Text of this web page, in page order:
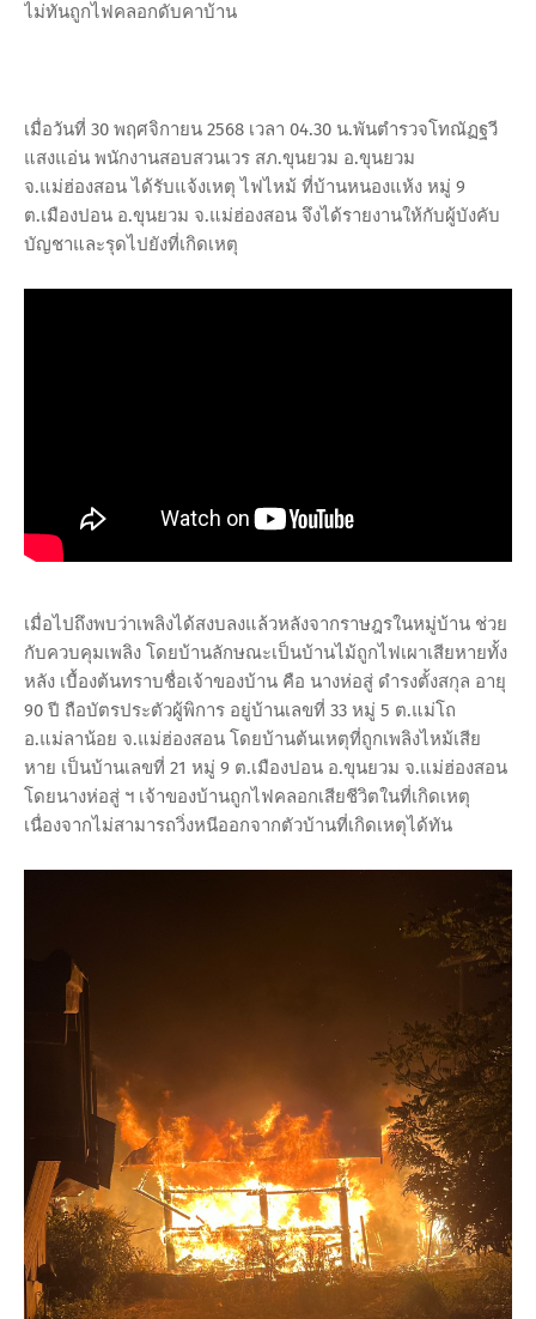
ไม่ทันถูกไฟคลอกดับคาบ้าน
เมื่อวันที่ 30 พฤศจิกายน 2568 เวลา 04.30 น.พันตำรวจโทณัฏฐวี
แสงแอ่น พนักงานสอบสวนเวร สภ.ขุนยวม อ.ขุนยวม
จ.แม่ฮ่องสอน ได้รับแจ้งเหตุ ไฟไหม้ ที่บ้านหนองแห้ง หมู่ 9
ต.เมืองปอน อ.ขุนยวม จ.แม่ฮ่องสอน จึงได้รายงานให้กับผู้บังคับ
บัญชาและรุดไปยังที่เกิดเหตุ
เมื่อไปถึงพบว่าเพลิงได้สงบลงแล้วหลังจากราษฎรในหมู่บ้าน ช่วย
กับควบคุมเพลิง โดยบ้านลักษณะเป็นบ้านไม้ถูกไฟเผาเสียหายทั้ง
หลัง เบื้องต้นทราบชื่อเจ้าของบ้าน คือ นางห่อสู่ ดำรงตั้งสกุล อายุ
90 ปี ถือบัตรประตัวผู้พิการ อยู่บ้านเลขที่ 33 หมู่ 5 ต.แม่โถ
อ.แม่ลาน้อย จ.แม่ฮ่องสอน โดยบ้านต้นเหตุที่ถูกเพลิงไหม้เสีย
หาย เป็นบ้านเลขที่ 21 หมู่ 9 ต.เมืองปอน อ.ขุนยวม จ.แม่ฮ่องสอน
โดยนางห่อสู่ ฯ เจ้าของบ้านถูกไฟคลอกเสียชีวิตในที่เกิดเหตุ
เนื่องจากไม่สามารถวิ่งหนีออกจากตัวบ้านที่เกิดเหตุได้ทัน